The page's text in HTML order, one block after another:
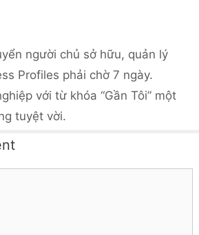
người chủ sở hữu, quản lý
Profiles phải chờ 7 ngày.
với từ khóa “Gần Tôi” một
tuyệt vời.